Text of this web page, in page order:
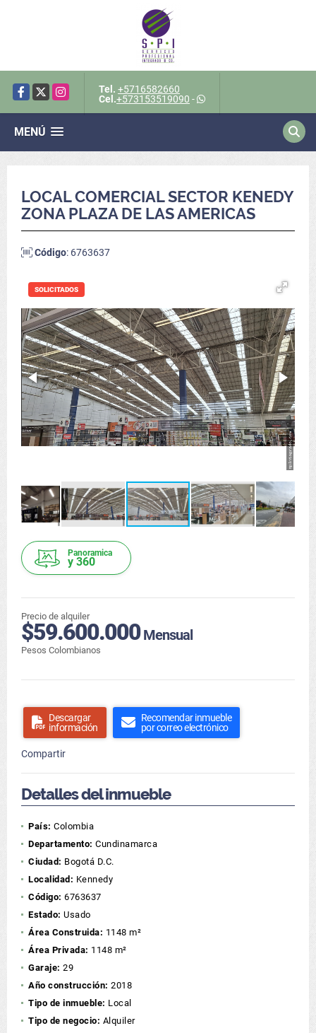
Facebook
X Instagram Tel. +5716582660
Cel.+573153519090 -
MENÚ
LOCAL COMERCIAL SECTOR KENEDY
ZONA PLAZA DE LAS AMERICAS
Código: 6763637
SOLICITADOS
Panoramica
y 360
Precio de alquiler
$59.600.000Mensual
Pesos Colombianos
Descargar
información
Recomendar inmueble
por correo electrónico
Compartir
Detalles del inmueble
País: Colombia
Departamento: Cundinamarca
Ciudad: Bogotá D.C.
Localidad: Kennedy
Código: 6763637
Estado: Usado
Área Construida: 1148 m²
Área Privada: 1148 m²
Garaje: 29
Año construcción: 2018
Tipo de inmueble: Local
Tipo de negocio: Alquiler